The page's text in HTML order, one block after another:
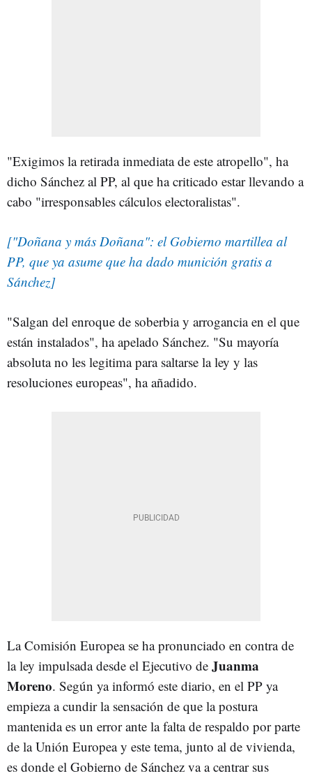
"Exigimos la retirada inmediata de este atropello", ha
dicho Sánchez al PP, al que ha criticado estar llevando a
cabo "irresponsables cálculos electoralistas".
["Doñana y más Doñana": el Gobierno martillea al
PP, que ya asume que ha dado munición gratis a
Sánchez]
"Salgan del enroque de soberbia y arrogancia en el que
están instalados", ha apelado Sánchez. "Su mayoría
absoluta no les legitima para saltarse la ley y las
resoluciones europeas", ha añadido.
La Comisión Europea se ha pronunciado en contra de
la ley impulsada desde el Ejecutivo de Juanma
Moreno. Según ya informó este diario, en el PP ya
empieza a cundir la sensación de que la postura
mantenida es un error ante la falta de respaldo por parte
de la Unión Europea y este tema, junto al de vivienda,
es donde el Gobierno de Sánchez va a centrar sus